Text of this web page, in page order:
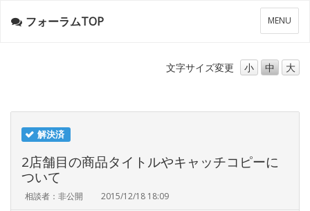
メ
ニ
ー
MENU
フォーラムTOP
文字サイズ変更 小 中 大
解決済
2店舗目の商品タイトルやキャッチコピーに
ついて
相談者：非公開 2015/12/18 18:09